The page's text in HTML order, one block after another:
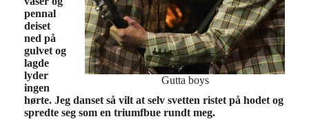
Gutta boys
pennal
deiset
ned på
gulvet og
lagde
lyder
ingen
hørte. Jeg danset så vilt at selv svetten ristet på hodet og
spredte seg som en triumfbue rundt meg.